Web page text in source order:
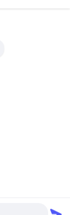
Steel Co.,